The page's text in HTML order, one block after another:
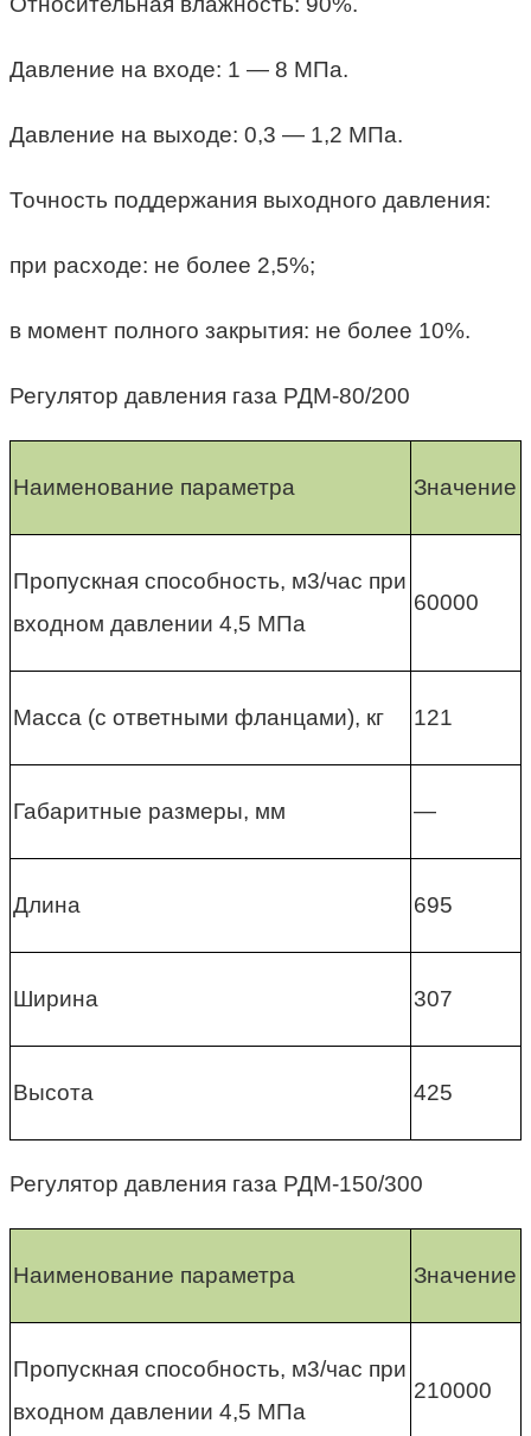
Давление на входе: 1 — 8 МПа.
Давление на выходе: 0,3 — 1,2 МПа.
Точность поддержания выходного давления:
при расходе: не более 2,5%;
в момент полного закрытия: не более 10%.
Регулятор давления газа РДМ-80/200
Наименование параметра Значение
Пропускная способность, м3/час при
входном давлении 4,5 МПа
60000
Масса (с ответными фланцами), кг 121
Габаритные размеры, мм —
Длина 695
Ширина 307
Высота 425
Регулятор давления газа РДМ-150/300
Наименование параметра Значение
Пропускная способность, м3/час при
входном давлении 4,5 МПа
210000